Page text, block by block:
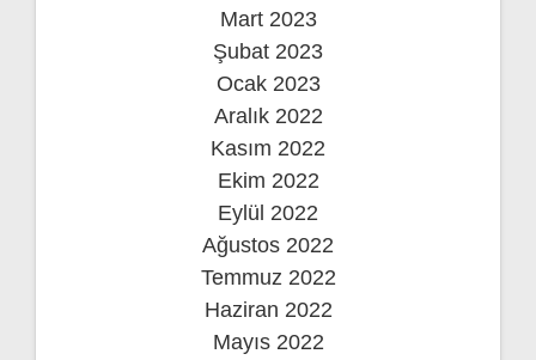
Mart 2023
Şubat 2023
Ocak 2023
Aralık 2022
Kasım 2022
Ekim 2022
Eylül 2022
Ağustos 2022
Temmuz 2022
Haziran 2022
Mayıs 2022